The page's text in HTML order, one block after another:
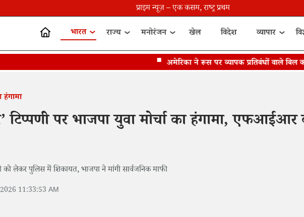
प्राइम न्यूज़ – एक कसम, राष्ट्र प्रथम
भारत राज्य मनोरंजन खेल विदेश व्यापार
अमेरिका ने रूस पर व्यापक प्रतिबंधों वाले बिल को
हंगामा
टिप्पणी पर भाजपा युवा मोर्चा का हंगामा, एफआईआर
को लेकर पुलिस में शिकायत, भाजपा ने मांगी सार्वजनिक माफी
11:33:53 AM